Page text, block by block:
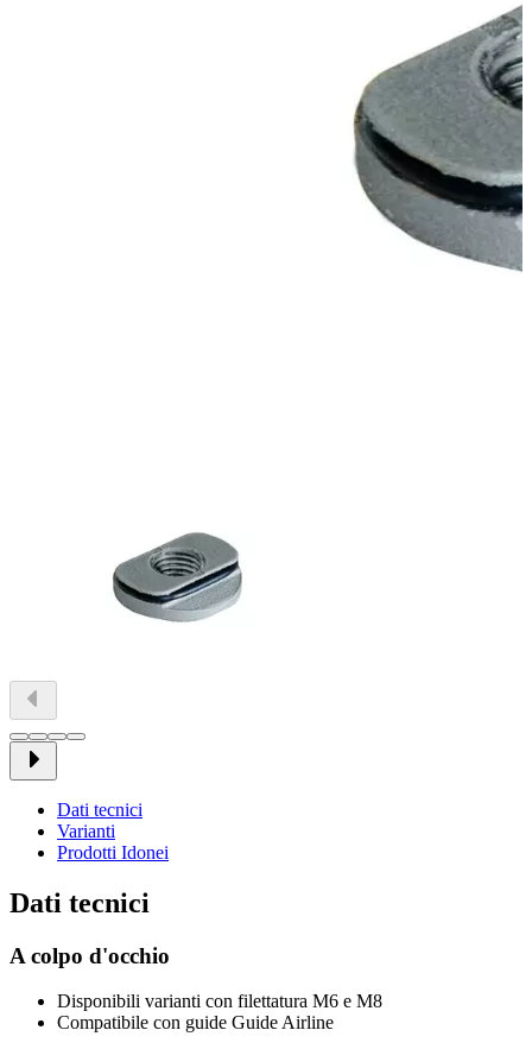
Dati tecnici
Varianti
Prodotti Idonei
Dati tecnici
A colpo d'occhio
Disponibili varianti con filettatura M6 e M8
Compatibile con guide Guide Airline